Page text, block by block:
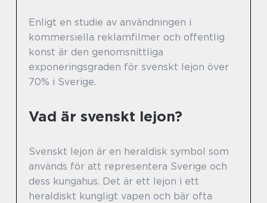
Enligt en studie av användningen i
kommersiella reklamfilmer och offentlig
konst är den genomsnittliga
exponeringsgraden för svenskt lejon över
70% i Sverige.
Vad är svenskt lejon?
Svenskt lejon är en heraldisk symbol som
används för att representera Sverige och
dess kungahus. Det är ett lejon i ett
heraldiskt kungligt vapen och bär ofta